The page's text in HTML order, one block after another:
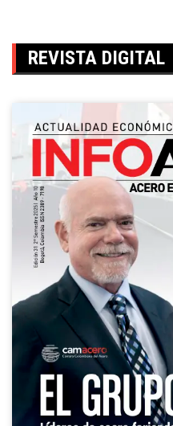
REVISTA DIGITAL